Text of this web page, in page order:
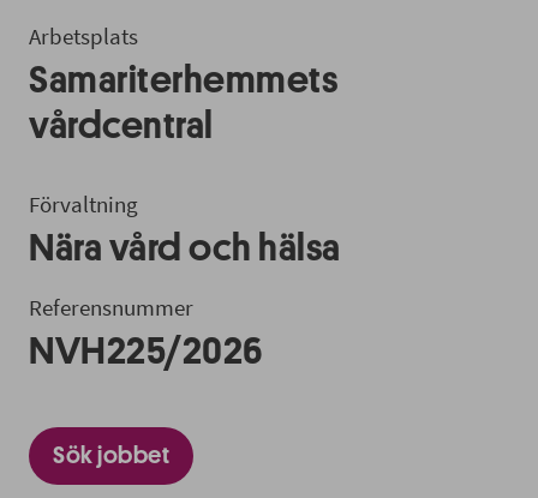
Arbetsplats
Samariterhemmets
vårdcentral
Förvaltning
Nära vård och hälsa
Referensnummer
NVH225/2026
Sök jobbet